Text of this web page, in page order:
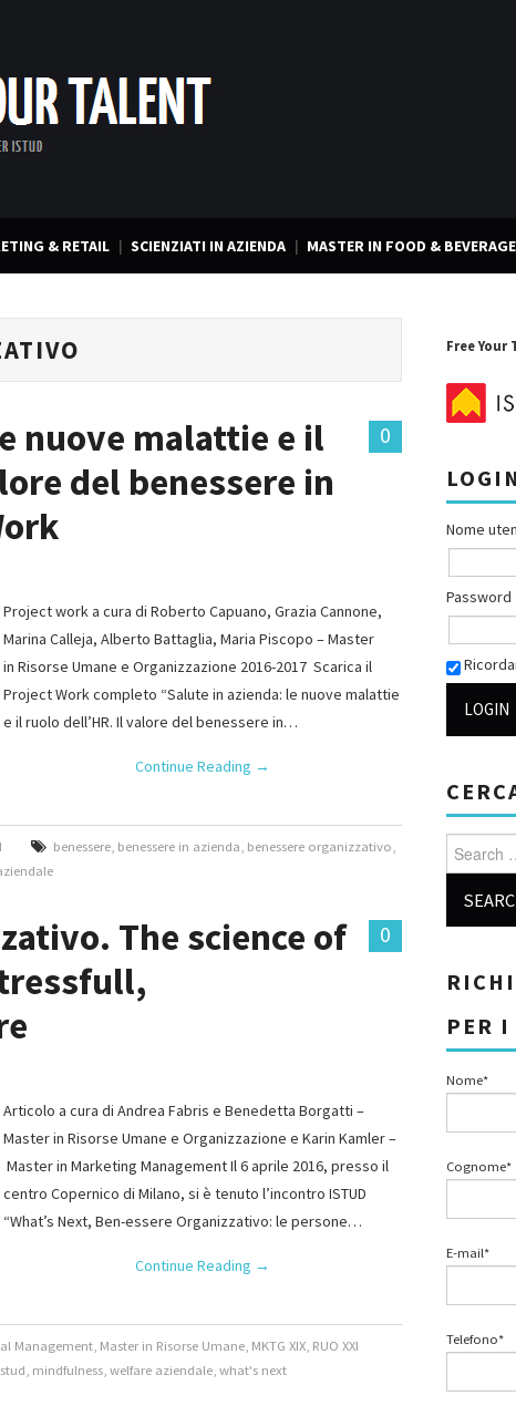
& RETAIL SCIENZIATI IN AZIENDA MASTER IN FOOD & BEVERAGE
0
nuove malattie e il
del benessere in
Project work a cura di Roberto Capuano, Grazia Cannone,
Marina Calleja, Alberto Battaglia, Maria Piscopo – Master
in Risorse Umane e Organizzazione 2016-2017 Scarica il
Project Work completo “Salute in azienda: le nuove malattie
e il ruolo dell’HR. Il valore del benessere in…
Continue Reading →
benessere, benessere in azienda, benessere organizzativo,
0
The science of
Articolo a cura di Andrea Fabris e Benedetta Borgatti –
Master in Risorse Umane e Organizzazione e Karin Kamler –
Master in Marketing Management Il 6 aprile 2016, presso il
centro Copernico di Milano, si è tenuto l’incontro ISTUD
“What’s Next, Ben-essere Organizzativo: le persone…
Continue Reading →
Management, Master in Risorse Umane, MKTG XIX, RUO XXI
, mindfulness,welfare aziendale,what's next
Free Your
LOGIN
Nome
Password
Search for:
PER I
Nome*
Cognome*
E-mail*
Telefono*